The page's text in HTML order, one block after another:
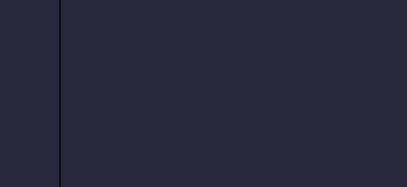
salgo del país El equilibro